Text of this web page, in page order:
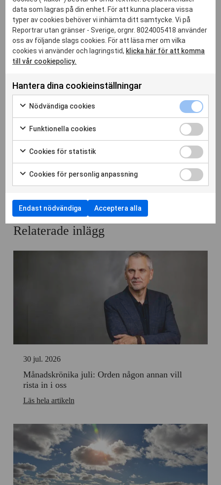
tvångsförflyttningar.
Enligt RSF har över 130 journalister i Gaza dödats av den
israeliska armén i Gaza sedan den 7 oktober. Minst 31
journalister dödades medan de arbetade.
RSF har lämnat in tre anmälningar till den Internationella
brottmålsdomstolen, ICC, och kräver att israeliska
Gaza är fortfarande nästan helt isolerat från omvärlden, en
situation som förvärras av skadad infrastruktur, förstörda
arbetsplatser och att utländska journalister inte kan komma in i
området och rapportera.
Bild: RSF
Relaterade inlägg
30 jul. 2026
Månadskrönika juli: Orden någon annan vill
rista in i oss
Läs hela artikeln
data som lagras på din enhet. För att kunna placera vissa
typer av cookies behöver vi inhämta ditt samtycke. Vi på
Reportrar utan gränser - Sverige, orgnr. 8024005418 använder
oss av följande slags cookies. För att läsa mer om vilka
cookies vi använder och lagringstid, klicka här för att komma
till vår cookiepolicy.
Hantera dina cookieinställningar
Nödvändiga cookies
Markera
för
till
användning
av
cookies
kryssruta
Funktionella cookies
Markera
för
till
användning
Funktionella
cookies
cookies
kryssruta
Cookies för statistik
Markera
för
till
användning
av
Cookies
för
Cookies
för
statistik
kryssruta
Cookies för personlig anpassning
Markera
att
samtycka
användning
Cookies
Cookies
för
Endast nödvändiga Acceptera alla